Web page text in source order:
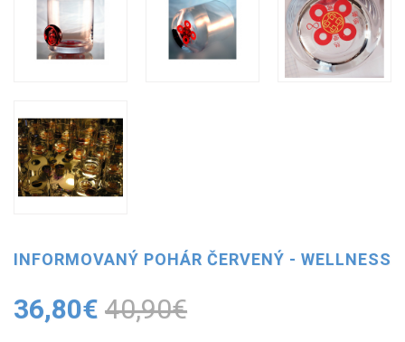
INFORMOVANÝ POHÁR ČERVENÝ - WELLNESS
36,80€ 40,90€